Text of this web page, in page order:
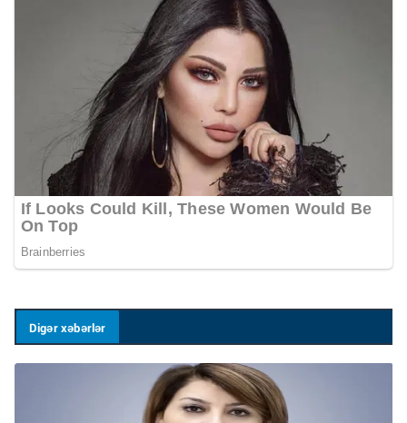
Digər xəbərlər